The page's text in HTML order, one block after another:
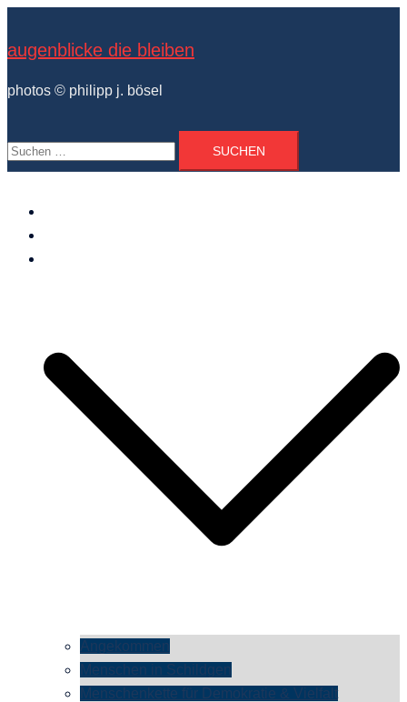
springen
augenblicke die bleiben
photos © philipp j. bösel
Suchen
nach:
Angekommen
Menschen in Schildgen
Menschenkette für Demokratie & Vielfalt